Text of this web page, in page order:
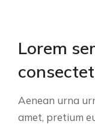
Lorem
Aenean urna
amet, pretium